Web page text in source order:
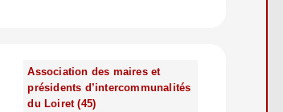
Association des maires et
présidents d’intercommunalités
du Loiret (45)